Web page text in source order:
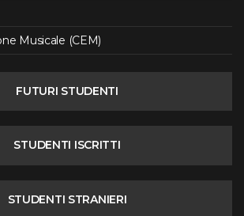
Musicale (CEM)
FUTURI STUDENTI
STUDENTI ISCRITTI
STUDENTI STRANIERI